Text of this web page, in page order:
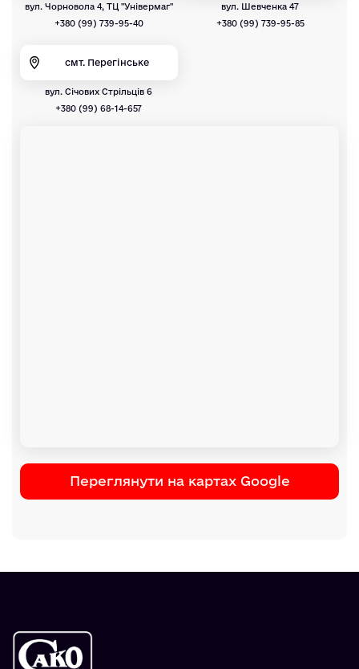
вул. Чорновола 4, ТЦ "Універмаг"
+380 (99) 739-95-40
вул. Шевченка 47
+380 (99) 739-95-85
смт. Перегінське
вул. Січових Стрільців 6
+380 (99) 68-14-657
Переглянути на картах Google